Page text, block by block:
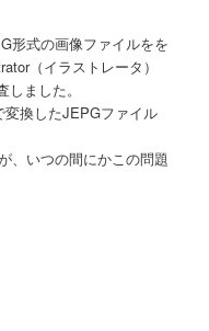
形式の画像ファイルをを
（イラストレータ）
ました。
換したJEPGファイル
、いつの間にかこの問題